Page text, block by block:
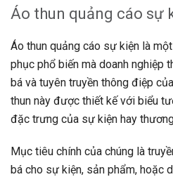
Áo thun quảng cáo sự
Áo thun quảng cáo sự kiện là
phục phổ biến mà doanh nghiệp
bá và tuyên truyền thông điệp
thun này được thiết kế với biểu
đặc trưng của sự kiện hay
Mục tiêu chính của chúng là
bá cho sự kiện, sản phẩm, hoặc